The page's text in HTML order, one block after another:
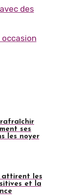
des
rafraîchir
ses
les noyer
attirent les
et la